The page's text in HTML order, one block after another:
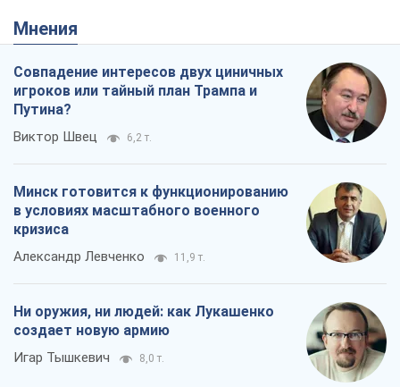
Мнения
Совпадение интересов двух циничных
игроков или тайный план Трампа и
Путина?
Виктор Швец 6,2 т.
Минск готовится к функционированию
в условиях масштабного военного
кризиса
Александр Левченко 11,9 т.
Ни оружия, ни людей: как Лукашенко
создает новую армию
Игар Тышкевич 8,0 т.